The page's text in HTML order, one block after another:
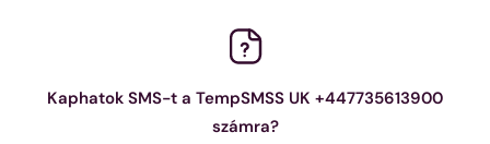
Kaphatok SMS-t a TempSMSS UK +447735613900
számra?